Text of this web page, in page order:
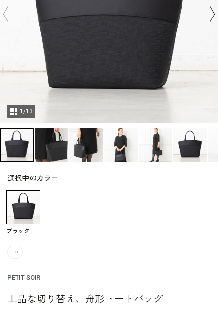
1 /13
選択中のカラー
ブラック
○
PETIT SOIR
上品な切り替え、舟形トートバッグ